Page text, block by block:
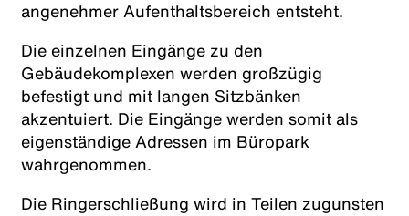
angenehmer Aufenthaltsbereich entsteht.
Die einzelnen Eingänge zu den
Gebäudekomplexen werden großzügig
befestigt und mit langen Sitzbänken
akzentuiert. Die Eingänge werden somit als
eigenständige Adressen im Büropark
wahrgenommen.
Die Ringerschließung wird in Teilen zugunsten